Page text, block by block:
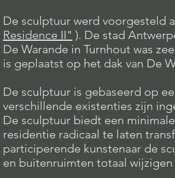
De sculptuur werd voorgesteld
Residence II" ). De stad
De Warande in Turnhout was
is geplaatst op het dak van De
De sculptuur is gebaseerd op
verschillende existenties zijn
De sculptuur biedt een
residentie radicaal te laten
participerende kunstenaar de
en buitenruimten totaal wijzigen